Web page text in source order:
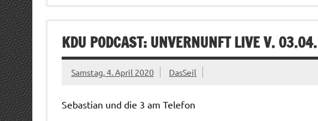
KDU PODCAST: UNVERNUNFT LIVE V.
Samstag, 4. April 2020 DasSeil
Sebastian und die 3 am Telefon